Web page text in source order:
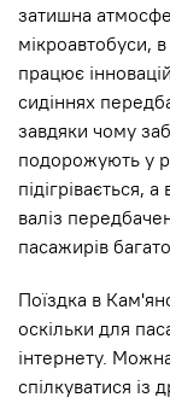
затишна
мікроавтобуси,
працює
сидіннях
завдяки чому
подорожують у
підігрівається,
валіз
пасажирів
Поїздка в
оскільки для
інтернету.
спілкуватися із